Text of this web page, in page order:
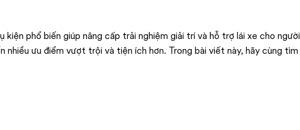
phổ biến giúp nâng cấp trải nghiệm giải trí và hỗ trợ lái xe cho người
nhiều ưu điểm vượt trội và tiện ích hơn. Trong bài viết này, hãy cùng tìm